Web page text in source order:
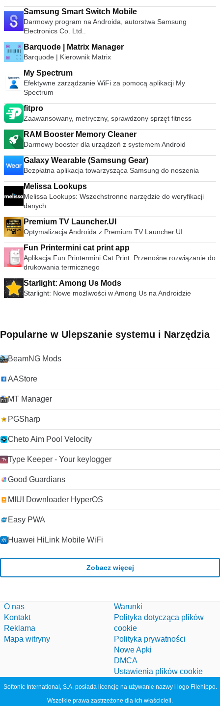
Samsung Smart Switch Mobile
Darmowy program na Androida, autorstwa Samsung
Electronics Co. Ltd..
Barquode | Matrix Manager
Barquode | Kierownik Matrix
My Spectrum
Efektywne zarządzanie WiFi za pomocą aplikacji My
Spectrum
fitpro
Zaawansowany, metryczny, sprawdzony sprzęt fitness
RAM Booster Memory Cleaner
Darmowy booster dla urządzeń z systemem Android
Galaxy Wearable (Samsung Gear)
Bezpłatna aplikacja towarzysząca Samsung do noszenia
Melissa Lookups
Melissa Lookups: Wszechstronne narzędzie do weryfikacji
danych
Premium TV Launcher.UI
Optymalizacja Androida z Premium TV Launcher.UI
Fun Printermini cat print app
Aplikacja Fun Printermini Cat Print: Przenośne rozwiązanie do
drukowania termicznego
Starlight: Among Us Mods
Starlight: Nowe możliwości w Among Us na Androidzie
Popularne w Ulepszanie systemu i Narzędzia
BeamNG Mods
AAStore
MT Manager
PGSharp
Cheto Aim Pool Velocity
Type Keeper - Your keylogger
Good Guardians
MIUI Downloader HyperOS
Easy PWA
Huawei HiLink Mobile WiFi
Zobacz więcej
O nas
Kontakt
Reklama
Mapa witryny
Warunki
Polityka dotycząca plików
cookie
Polityka prywatności
Nowe Apki
DMCA
Ustawienia plików cookie
Softonic International, S.A. posiada licencję na używanie nazwy i logo Filehippo.
Wszelkie prawa zastrzeżone dla ich właścicieli.